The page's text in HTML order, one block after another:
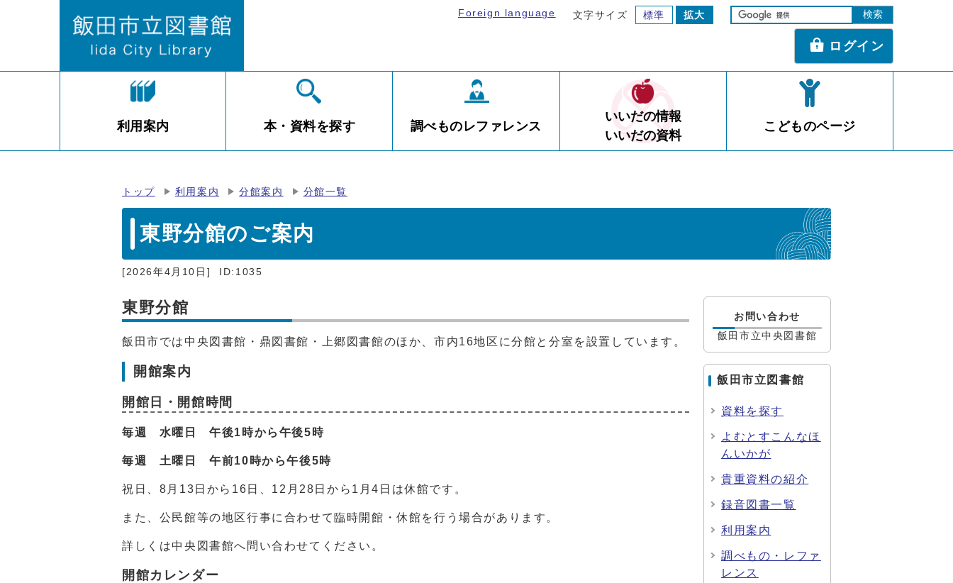
Foreign language 文字サイズ 標準 拡大
ログイン
利用案内 本・資料を探す 調べものレファレンス
いいだの情報
いいだの資料
こどものページ
トップ 利用案内 分館案内 分館一覧
東野分館のご案内
[2026年4月10日] ID:1035
東野分館
飯田市では中央図書館・鼎図書館・上郷図書館のほか、市内16地区に分館と分室を設置しています。
開館案内
開館日・開館時間
毎週 水曜日 午後1時から午後5時
毎週 土曜日 午前10時から午後5時
祝日、8月13日から16日、12月28日から1月4日は休館です。
また、公民館等の地区行事に合わせて臨時開館・休館を行う場合があります。
詳しくは中央図書館へ問い合わせてください。
開館カレンダー
お問い合わせ
飯田市立中央図書館
飯田市立図書館
資料を探す
よむとすこんなほ
んいかが
貴重資料の紹介
録音図書一覧
利用案内
調べもの・レファ
レンス